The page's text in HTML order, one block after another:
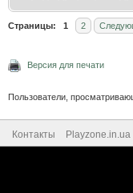
Страницы: 1 2
Версия для печати
Пользователи,
Контакты Playzone.in.ua